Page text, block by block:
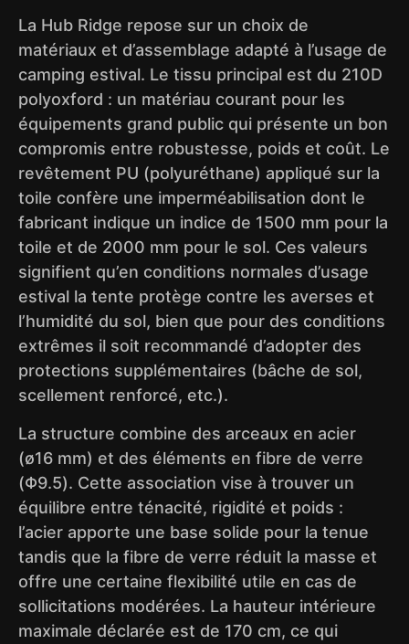
La Hub Ridge repose sur un choix de
matériaux et d’assemblage adapté à l’usage de
camping estival. Le tissu principal est du 210D
polyoxford : un matériau courant pour les
équipements grand public qui présente un bon
compromis entre robustesse, poids et coût. Le
revêtement PU (polyuréthane) appliqué sur la
toile confère une imperméabilisation dont le
fabricant indique un indice de 1500 mm pour la
toile et de 2000 mm pour le sol. Ces valeurs
signifient qu’en conditions normales d’usage
estival la tente protège contre les averses et
l’humidité du sol, bien que pour des conditions
extrêmes il soit recommandé d’adopter des
protections supplémentaires (bâche de sol,
scellement renforcé, etc.).
La structure combine des arceaux en acier
(ø16 mm) et des éléments en fibre de verre
(Φ9.5). Cette association vise à trouver un
équilibre entre ténacité, rigidité et poids :
l’acier apporte une base solide pour la tenue
tandis que la fibre de verre réduit la masse et
offre une certaine flexibilité utile en cas de
sollicitations modérées. La hauteur intérieure
maximale déclarée est de 170 cm, ce qui